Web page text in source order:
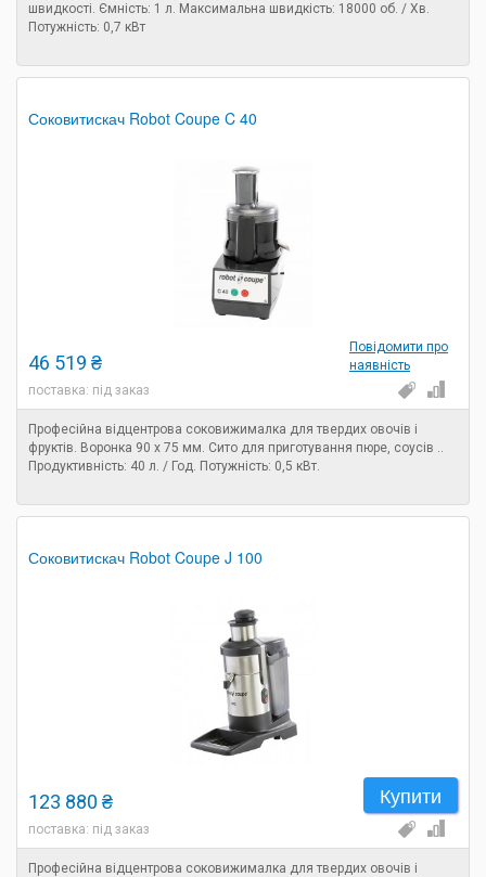
швидкості. Ємність: 1 л. Максимальна швидкість: 18000 об. / Хв.
Потужність: 0,7 кВт
Соковитискач Robot Coupe C 40
Повідомити про
наявність
46 519 ₴
поставка: під заказ
Професійна відцентрова соковижималка для твердих овочів і
фруктів. Воронка 90 x 75 мм. Сито для приготування пюре, соусів ..
Продуктивність: 40 л. / Год. Потужність: 0,5 кВт.
Соковитискач Robot Coupe J 100
Купити
123 880 ₴
поставка: під заказ
Професійна відцентрова соковижималка для твердих овочів і